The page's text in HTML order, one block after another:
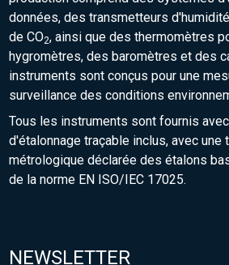
données, des transmetteurs
de CO2, ainsi que des thermomètres
hygromètres, des baromètres et des
instruments sont conçus pour une
surveillance des conditions
Tous les instruments sont fournis
d'étalonnage traçable inclus, avec une
métrologique déclarée des étalons
de la norme EN ISO/IEC 17025.
NEWSLETTER